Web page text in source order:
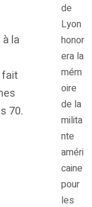
la
fait
70.
de
Lyon
honor
era la
mém
oire
de la
milita
nte
améri
caine
pour
les